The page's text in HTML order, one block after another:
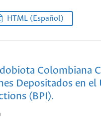
HTML (Español)
Colombiana
Depositados en el
(BPI).